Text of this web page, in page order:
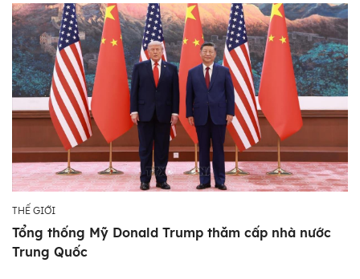
THẾ GIỚI
Tổng thống Mỹ Donald Trump thăm cấp nhà nước
Trung Quốc